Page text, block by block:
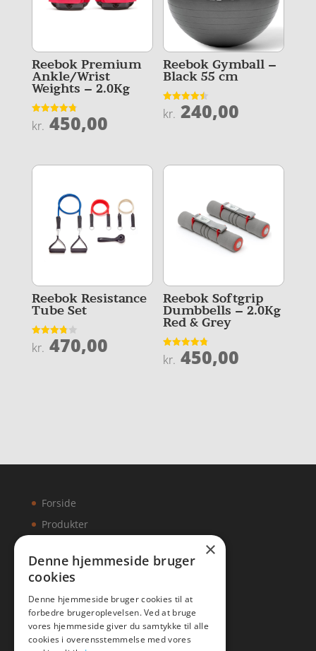
Reebok Premium
Ankle/Wrist
Weights – 2.0Kg
Vurderet
4.8
kr. 450,00
Reebok Gymball –
Black 55 cm
Vurderet
4.5
kr. 240,00
Reebok Resistance
Tube Set
Vurderet
3.8
kr. 470,00
Reebok Softgrip
Dumbbells – 2.0Kg
Red & Grey
Vurderet
4.8
kr. 450,00
Forside
Produkter
Artikler
Malawigruppen
×
Denne hjemmeside bruger
cookies
Denne hjemmeside bruger cookies til at
forbedre brugeroplevelsen. Ved at bruge
vores hjemmeside giver du samtykke til alle
cookies i overensstemmelse med vores